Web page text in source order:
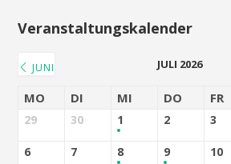
Veranstaltungskalender
JUNI JULI 2026
MO DI MI DO FR
29 30 1 2 3
6 7 8 9 10